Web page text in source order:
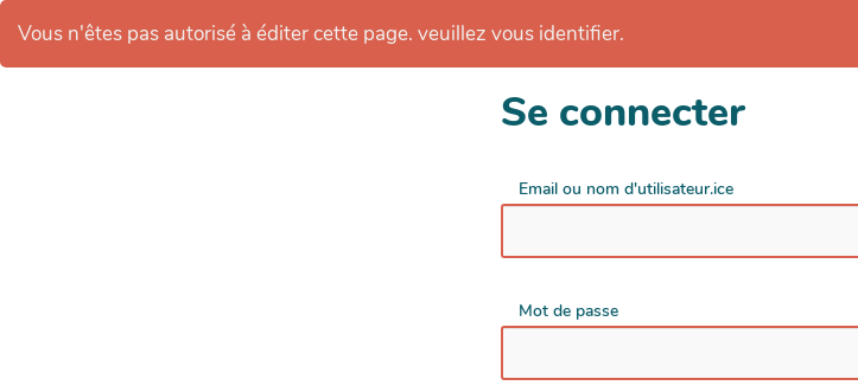
Vous n'êtes pas autorisé à éditer cette page. veuillez vous identifier.
Se connecter
Email ou nom d'utilisateur.ice
Mot de passe